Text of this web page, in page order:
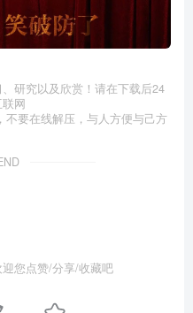
研究以及欣赏！请在下载后24
网
要在线解压，与人方便与己方
您点赞/分享/收藏吧